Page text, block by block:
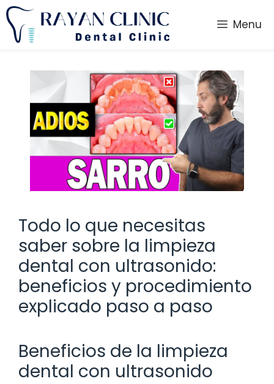
Saltar
al
contenido
Menu
Todo lo que necesitas
saber sobre la limpieza
dental con ultrasonido:
beneficios y procedimiento
explicado paso a paso
Beneficios de la limpieza
dental con ultrasonido